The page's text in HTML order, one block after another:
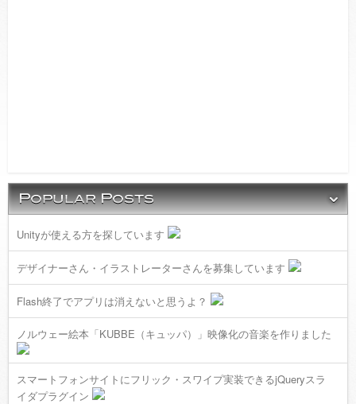
Unityが使える方を探しています
デザイナーさん・イラストレーターさんを募集しています
Flash終了でアプリは消えないと思うよ？
ノルウェー絵本「KUBBE（キュッパ）」映像化の音楽を作りました
スマートフォンサイトにフリック・スワイプ実装できるjQueryスラ
イダプラグイン